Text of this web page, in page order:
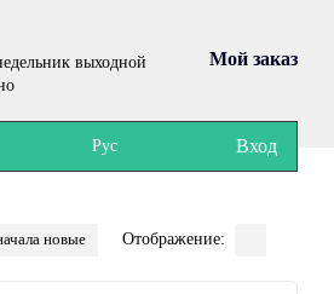
выходной
Мой заказ
Рус Вход
новые Отображение: